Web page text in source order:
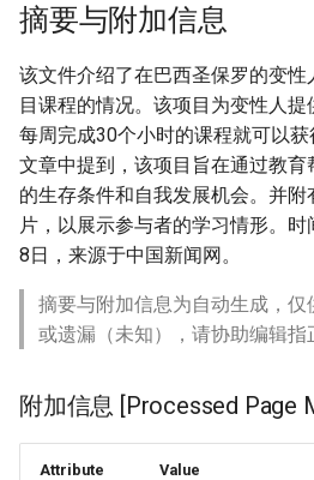
摘要与附加信息
该文件介绍了在巴西圣保罗的变性
目课程的情况。该项目为变性人
每周完成30个小时的课程就可以获
文章中提到，该项目旨在通过教
的生存条件和自我发展机会。并
片，以展示参与者的学习情形。
8日，来源于中国新闻网。
摘要与附加信息为自动生成，
或遗漏（未知），请协助编辑指
附加信息 [Processed Page
Attribute Value